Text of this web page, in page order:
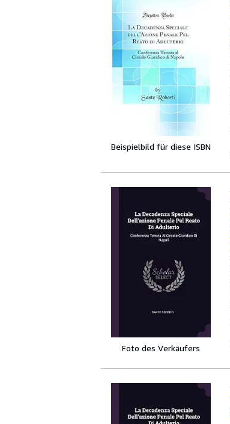
Beispielbild für diese ISBN
Foto des Verkäufers